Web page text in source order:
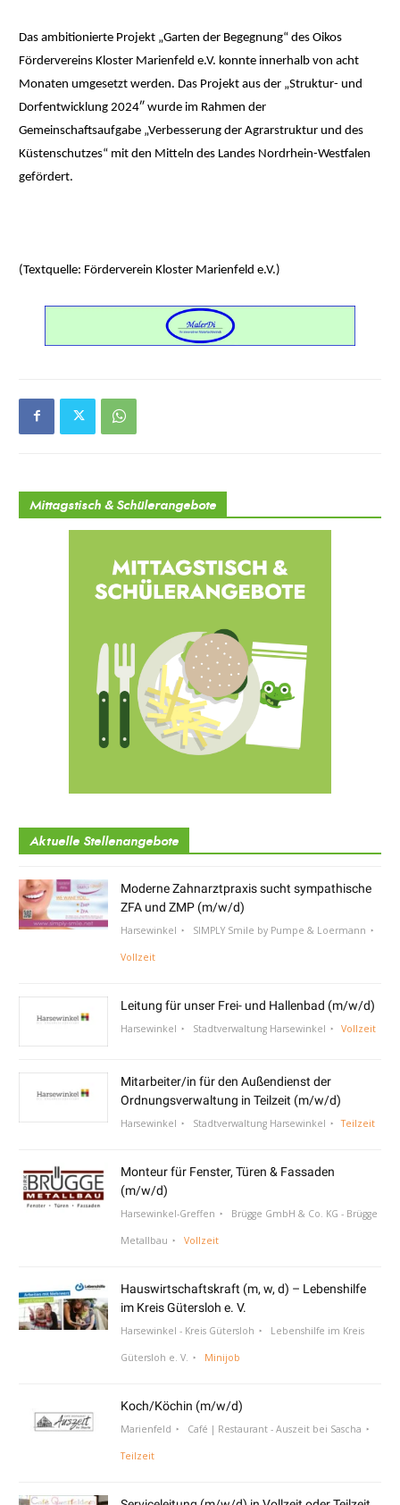
Das ambitionierte Projekt „Garten der Begegnung“ des Oikos
Fördervereins Kloster Marienfeld e.V. konnte innerhalb von acht
Monaten umgesetzt werden. Das Projekt aus der „Struktur- und
Dorfentwicklung 2024″ wurde im Rahmen der
Gemeinschaftsaufgabe „Verbesserung der Agrarstruktur und des
Küstenschutzes“ mit den Mitteln des Landes Nordrhein-Westfalen
gefördert.
(Textquelle: Förderverein Kloster Marienfeld e.V.)
Mittagstisch & Schülerangebote
Aktuelle Stellenangebote
Moderne Zahnarztpraxis sucht sympathische
ZFA und ZMP (m/w/d)
Harsewinkel SIMPLY Smile by Pumpe & Loermann
Vollzeit
Leitung für unser Frei- und Hallenbad (m/w/d)
Harsewinkel Stadtverwaltung Harsewinkel Vollzeit
Mitarbeiter/in für den Außendienst der
Ordnungsverwaltung in Teilzeit (m/w/d)
Harsewinkel Stadtverwaltung Harsewinkel Teilzeit
Monteur für Fenster, Türen & Fassaden
(m/w/d)
Harsewinkel-Greffen Brügge GmbH & Co. KG - Brügge
Metallbau Vollzeit
Hauswirtschaftskraft (m, w, d) – Lebenshilfe
im Kreis Gütersloh e. V.
Harsewinkel - Kreis Gütersloh Lebenshilfe im Kreis
Gütersloh e. V. Minijob
Koch/Köchin (m/w/d)
Marienfeld Café | Restaurant - Auszeit bei Sascha
Teilzeit